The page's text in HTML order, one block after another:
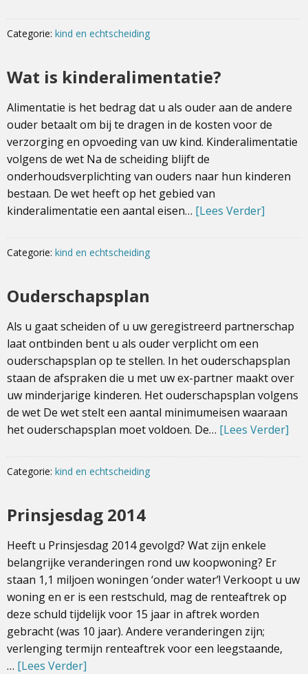
Categorie: kind en echtscheiding
Wat is kinderalimentatie?
Alimentatie is het bedrag dat u als ouder aan de andere
ouder betaalt om bij te dragen in de kosten voor de
verzorging en opvoeding van uw kind. Kinderalimentatie
volgens de wet Na de scheiding blijft de
onderhoudsverplichting van ouders naar hun kinderen
bestaan. De wet heeft op het gebied van
kinderalimentatie een aantal eisen… [Lees Verder]
Categorie: kind en echtscheiding
Ouderschapsplan
Als u gaat scheiden of u uw geregistreerd partnerschap
laat ontbinden bent u als ouder verplicht om een
ouderschapsplan op te stellen. In het ouderschapsplan
staan de afspraken die u met uw ex-partner maakt over
uw minderjarige kinderen. Het ouderschapsplan volgens
de wet De wet stelt een aantal minimumeisen waaraan
het ouderschapsplan moet voldoen. De… [Lees Verder]
Categorie: kind en echtscheiding
Prinsjesdag 2014
Heeft u Prinsjesdag 2014 gevolgd? Wat zijn enkele
belangrijke veranderingen rond uw koopwoning? Er
staan 1,1 miljoen woningen ‘onder water’! Verkoopt u uw
woning en er is een restschuld, mag de renteaftrek op
deze schuld tijdelijk voor 15 jaar in aftrek worden
gebracht (was 10 jaar). Andere veranderingen zijn;
verlenging termijn renteaftrek voor een leegstaande,
… [Lees Verder]